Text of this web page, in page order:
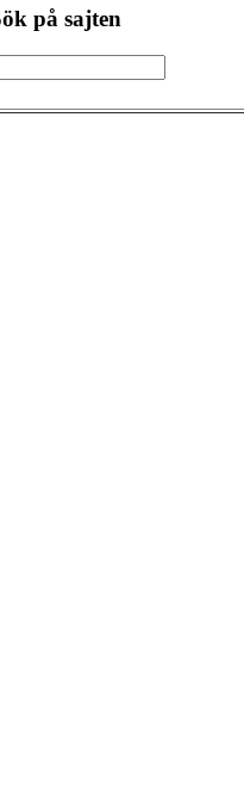
på sajten